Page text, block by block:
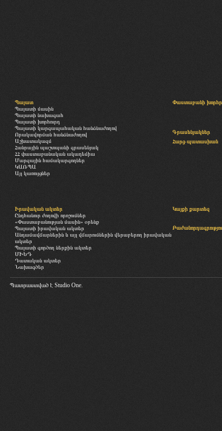
Պալատ
Պալատի մասին
Պալատի նախագահ
Պալատի խորհուրդ
Պալատի կարգապահական հանձնաժողով
Որակավորման հանձնաժողով
Աշխատակազմ
Հանրային պաշտպանի գրասենյակ
ՀՀ փաստաբանական ակադեմիա
Մարզային համակարգողներ
ԿԱՌՊԱ
Այլ կառույցներ
Փաստաբանի
Գրասենյակներ
Հարց-պատասխան
Իրավական ակտեր
Ընդհանուր ժողովի որոշումներ
«Փաստաբանության մասին» օրենք
Պալատի իրավական ակտեր
Անդամավճարներին և այլ վճարումներին վերաբերող իրավական
ակտեր
Պալատի գործող ներքին ակտեր
ՄԻԵԴ
Դատական ակտեր
Նախագծեր
Կայքի քարտեզ
Պատրաստված է Studio One.